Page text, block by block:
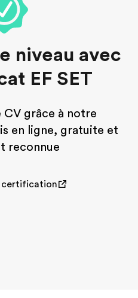
niveau avec
EF SET
grâce à notre
en ligne, gratuite et
reconnue
certification